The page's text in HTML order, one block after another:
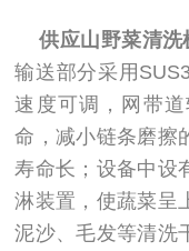
供应山野菜清洗
输送部分采用
速度可调，网带
命，减小链条磨擦
寿命长；设备中设
淋装置，使蔬菜呈
泥沙、毛发等清洗